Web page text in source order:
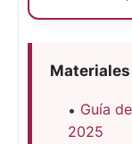
Guía
2025